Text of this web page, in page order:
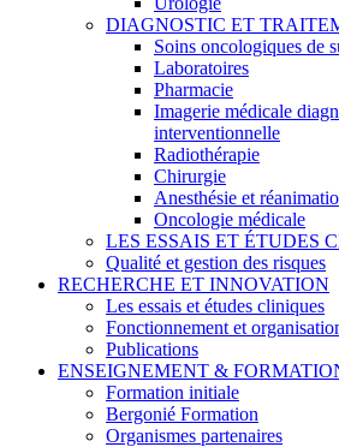
DIAGNOSTIC ET
Soins oncologiques de
Laboratoires
Pharmacie
Imagerie médicale
interventionnelle
Radiothérapie
Chirurgie
Anesthésie et
Oncologie médicale
LES ESSAIS ET ÉTUDES
Qualité et gestion des risques
RECHERCHE ET INNOVATION
Les essais et études cliniques
Fonctionnement et
Publications
ENSEIGNEMENT &
Formation initiale
Bergonié Formation
Organismes partenaires